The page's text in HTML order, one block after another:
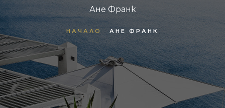
Ане Франк
НАЧАЛО АНЕ ФРАНК